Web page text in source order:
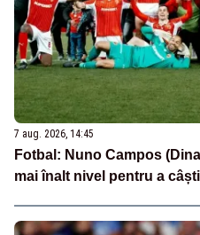
7 aug. 2026, 14:45
Fotbal: Nuno Campos
mai înalt nivel pentru a